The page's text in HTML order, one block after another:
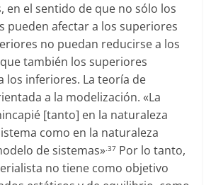
en el sentido de que no sólo los
pueden afectar a los superiores
no puedan reducirse a los
también los superiores
los inferiores. La teoría de
a la modelización. «La
[tanto] en la naturaleza
como en la naturaleza
de sistemas».37 Por lo tanto,
no tiene como objetivo